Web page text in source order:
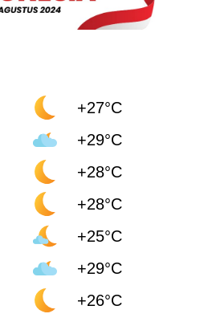
+27°C
+29°C
+28°C
+28°C
+25°C
+29°C
+26°C